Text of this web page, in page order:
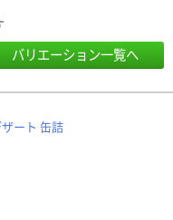
バリエーション一覧へ
ート 缶詰